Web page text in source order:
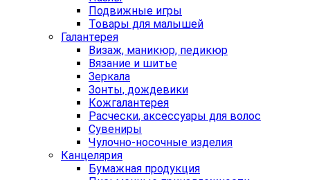
Подвижные игры
Товары для малышей
Галантерея
Визаж, маникюр, педикюр
Вязание и шитье
Зеркала
Зонты, дождевики
Кожгалантерея
Расчески, аксессуары для волос
Сувениры
Чулочно-носочные изделия
Канцелярия
Бумажная продукция